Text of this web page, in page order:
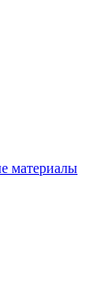
материалы